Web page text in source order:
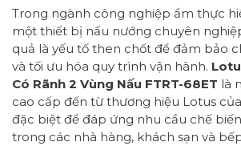
Trong ngành công nghiệp ẩm thực
một thiết bị nấu nướng chuyên
quả là yếu tố then chốt để đảm bảo
và tối ưu hóa quy trình vận hành.
Có Rãnh 2 Vùng Nấu FTRT-68ET là
cao cấp đến từ thương hiệu Lotus
đặc biệt để đáp ứng nhu cầu chế
trong các nhà hàng, khách sạn và